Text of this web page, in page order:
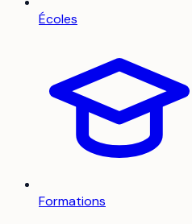
Écoles
Formations